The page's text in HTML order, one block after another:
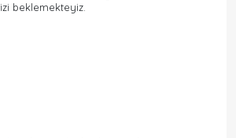
beklemekteyiz.